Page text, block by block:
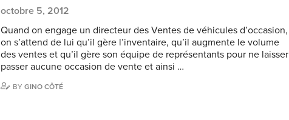
octobre 5, 2012
Quand on engage un directeur des Ventes de véhicules d’occasion,
on s’attend de lui qu’il gère l’inventaire, qu’il augmente le volume
des ventes et qu’il gère son équipe de représentants pour ne laisser
passer aucune occasion de vente et ainsi …
BYGINO CÔTÉ